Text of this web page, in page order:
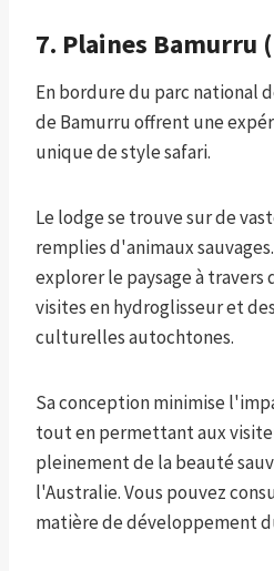
7. Plaines Bamurru
En bordure du parc national
de Bamurru offrent une
unique de style safari.
Le lodge se trouve sur de
remplies d'animaux
explorer le paysage à travers
visites en hydroglisseur et
culturelles autochtones.
Sa conception minimise
tout en permettant aux
pleinement de la beauté
l'Australie. Vous pouvez
matière de développement